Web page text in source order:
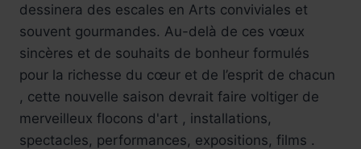
dessinera des escales en Arts conviviales et
souvent gourmandes. Au-delà de ces vœux
sincères et de souhaits de bonheur formulés
pour la richesse du cœur et de l’esprit de chacun
, cette nouvelle saison devrait faire voltiger de
merveilleux flocons d'art , installations,
spectacles, performances, expositions, films .